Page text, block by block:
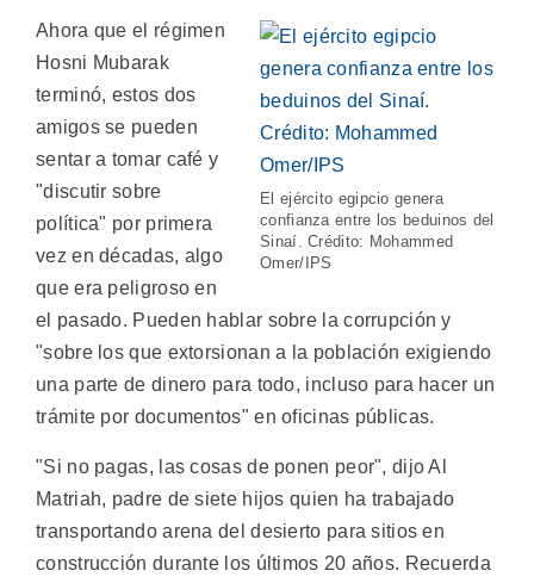
El ejército egipcio genera
confianza entre los beduinos del
Sinaí. Crédito: Mohammed
Omer/IPS
Ahora que el régimen
Hosni Mubarak
terminó, estos dos
amigos se pueden
sentar a tomar café y
"discutir sobre
política" por primera
vez en décadas, algo
que era peligroso en
el pasado. Pueden hablar sobre la corrupción y
"sobre los que extorsionan a la población exigiendo
una parte de dinero para todo, incluso para hacer un
trámite por documentos" en oficinas públicas.
"Si no pagas, las cosas de ponen peor", dijo Al
Matriah, padre de siete hijos quien ha trabajado
transportando arena del desierto para sitios en
construcción durante los últimos 20 años. Recuerda